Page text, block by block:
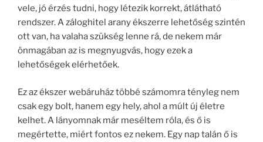
vele, jó érzés tudni, hogy létezik korrekt, átlátható
rendszer. A záloghitel arany ékszerre lehetőség szintén
ott van, ha valaha szükség lenne rá, de nekem már
önmagában az is megnyugvás, hogy ezek a
lehetőségek elérhetőek.
Ez az ékszer webáruház többé számomra tényleg nem
csak egy bolt, hanem egy hely, ahol a múlt új életre
kelhet. A lányomnak már meséltem róla, és ő is
megértette, miért fontos ez nekem. Egy nap talán ő is